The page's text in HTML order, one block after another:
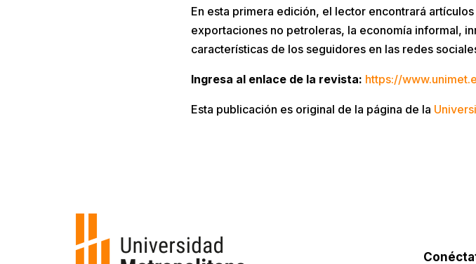
En esta primera edición, el lector encontrará
exportaciones no petroleras, la economía informal,
características de los seguidores en las redes
Ingresa al enlace de la revista: https://
Esta publicación es original de la página de la